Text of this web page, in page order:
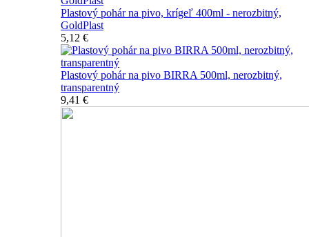
Plastový pohár na pivo, krígeľ 400ml - nerozbitný,
GoldPlast
5,12 €
Plastový pohár na pivo BIRRA 500ml, nerozbitný,
transparentný
9,41 €